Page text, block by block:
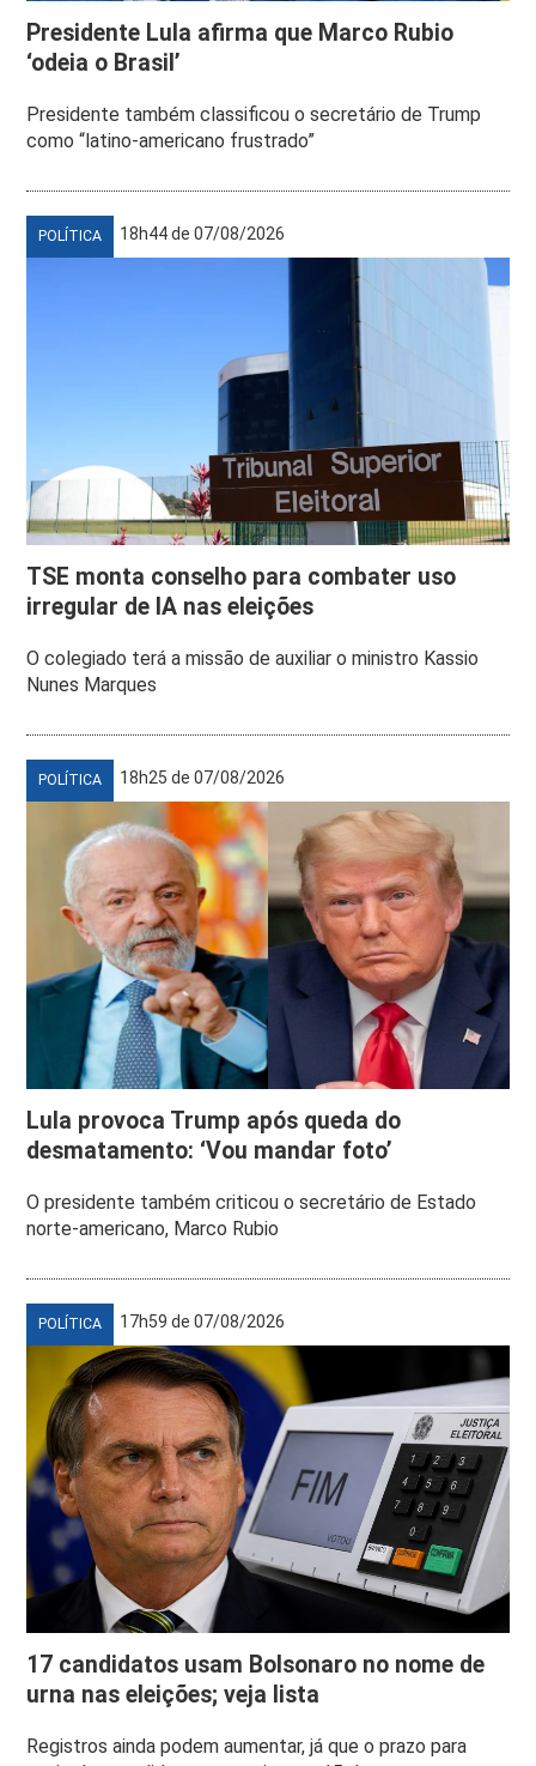
Presidente Lula afirma que Marco Rubio
‘odeia o Brasil’
Presidente também classificou o secretário de Trump
como “latino-americano frustrado”
POLÍTICA 18h44 de 07/08/2026
TSE monta conselho para combater uso
irregular de IA nas eleições
O colegiado terá a missão de auxiliar o ministro Kassio
Nunes Marques
POLÍTICA 18h25 de 07/08/2026
Lula provoca Trump após queda do
desmatamento: ‘Vou mandar foto’
O presidente também criticou o secretário de Estado
norte-americano, Marco Rubio
POLÍTICA 17h59 de 07/08/2026
17 candidatos usam Bolsonaro no nome de
urna nas eleições; veja lista
Registros ainda podem aumentar, já que o prazo para